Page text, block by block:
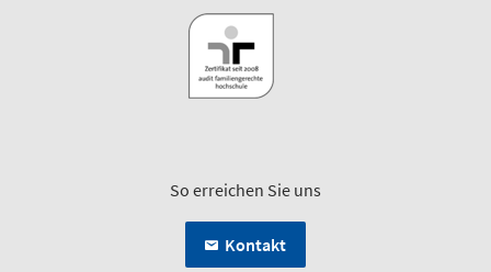
So erreichen Sie uns
Kontakt